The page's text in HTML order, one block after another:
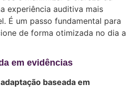
experiência auditiva mais
É um passo fundamental para
de forma otimizada no dia a
em evidências
adaptação baseada em